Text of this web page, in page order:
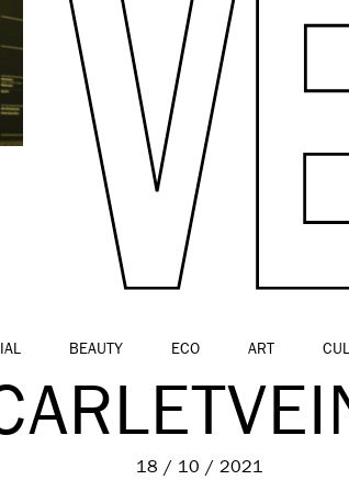
BEAUTY ECO ART
18 / 10 / 2021